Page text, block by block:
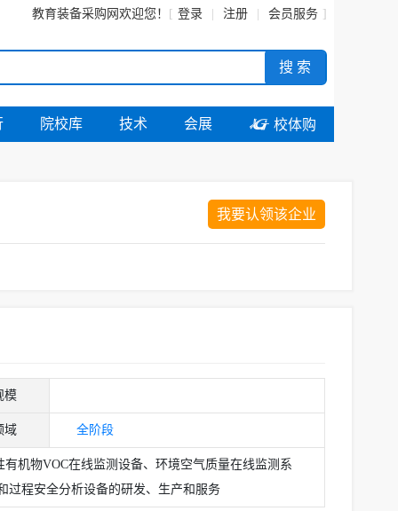
教育装备采购网 欢迎您！ 登录 注册 会员服务
搜 索
院校库 技术 会展  校体购
我要认领该企业
模
域 全阶段
机物VOC在线监测设备、环境空气质量在线监测系
过程安全分析设备的研发、生产和服务